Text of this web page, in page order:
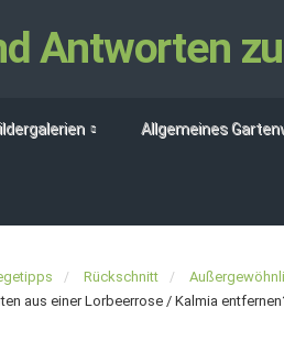
Antworten
Allgemeines
Rückschnitt
aus einer Lorbeerrose / Kalmia